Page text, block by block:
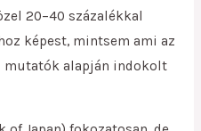
20–40 százalékkal
képest, mintsem ami az
mutatók alapján indokolt